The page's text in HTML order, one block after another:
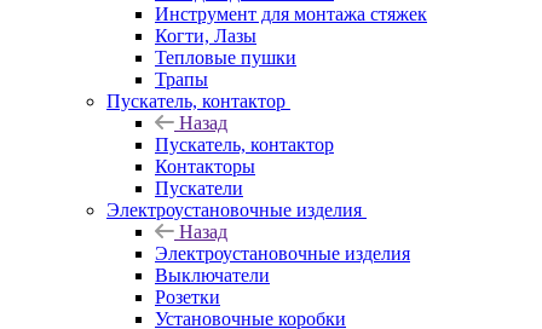
Инструмент для монтажа стяжек
Когти, Лазы
Тепловые пушки
Трапы
Пускатель, контактор
Назад
Пускатель, контактор
Контакторы
Пускатели
Электроустановочные изделия
Назад
Электроустановочные изделия
Выключатели
Розетки
Установочные коробки